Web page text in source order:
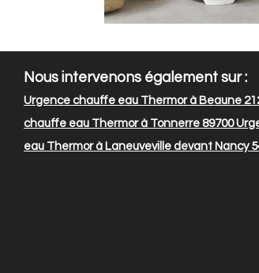
Nous intervenons également sur :
Urgence chauffe eau Thermor à Beaune
chauffe eau Thermor à Tonnerre 89700
eau Thermor à Laneuveville devant Nancy